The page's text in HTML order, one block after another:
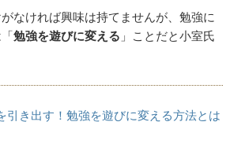
なければ興味は持てませんが、勉強に
勉強を遊びに変える 」ことだと小室氏
引き出す！勉強を遊びに変える方法とは